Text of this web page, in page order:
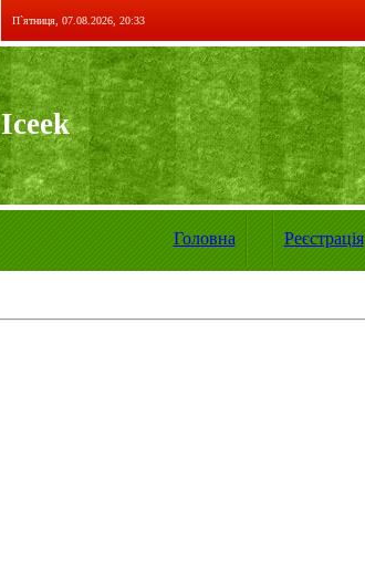
П`ятниця, 07.08.2026, 20:33
Iceek
Головна Реєстрація